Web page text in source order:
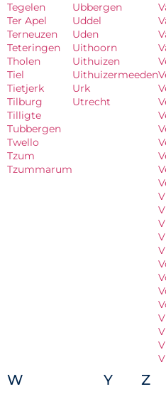
Tegelen
Ter Apel
Terneuzen
Teteringen
Tholen
Tiel
Tietjerk
Tilburg
Tilligte
Tubbergen
Twello
Tzum
Tzummarum
Ubbergen
Uddel
Uden
Uithoorn
Uithuizen
Uithuizermeeden
Urk
Utrecht
W Y Z